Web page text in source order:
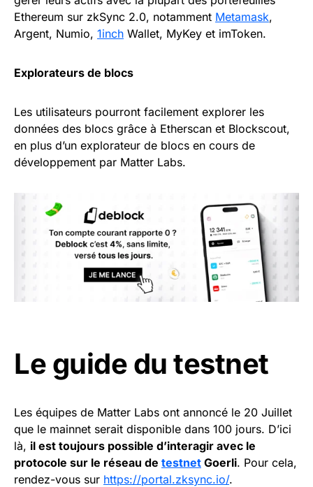
Ethereum sur zkSync 2.0, notamment Metamask,
Argent, Numio, 1inch Wallet, MyKey et imToken.
Explorateurs de blocs
Les utilisateurs pourront facilement explorer les
données des blocs grâce à Etherscan et Blockscout,
en plus d’un explorateur de blocs en cours de
développement par Matter Labs.
Le guide du testnet
Les équipes de Matter Labs ont annoncé le 20 Juillet
que le mainnet serait disponible dans 100 jours. D’ici
là, il est toujours possible d’interagir avec le
protocole sur le réseau de testnet Goerli. Pour cela,
rendez-vous sur https://portal.zksync.io/.